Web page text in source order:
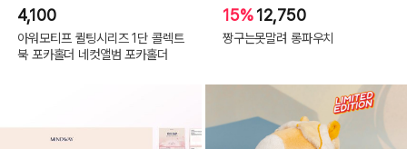
4,100
아워모티프 퀼팅시리즈 1단 콜렉트
북 포카홀더 네컷앨범 포카홀더
15%12,750
짱구는못말려 롱파우치